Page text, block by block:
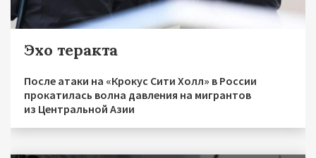
Эхо теракта
После атаки на «Крокус Сити Холл» в России
прокатилась волна давления на мигрантов
из Центральной Азии